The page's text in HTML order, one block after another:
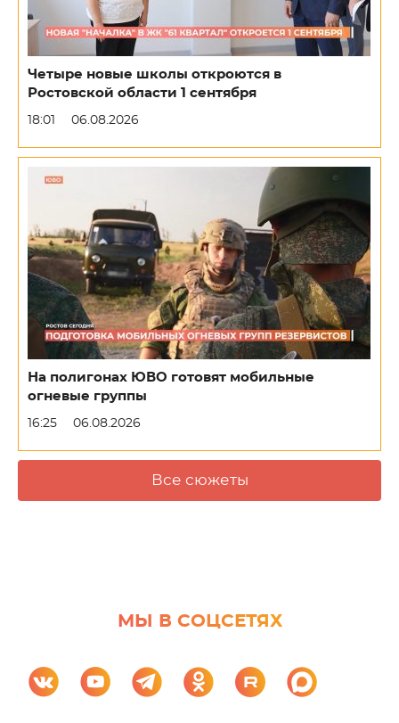
Четыре новые школы откроются в
Ростовской области 1 сентября
18:01 06.08.2026
На полигонах ЮВО готовят мобильные
огневые группы
16:25 06.08.2026
Все сюжеты
МЫ В СОЦСЕТЯХ